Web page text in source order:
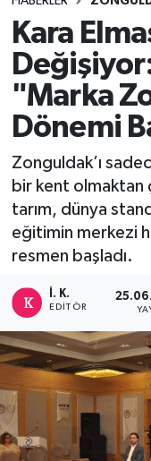
Kara
"Marka
Dönemi
Zonguldak’ı
bir kent olmaktan
tarım, dünya
eğitimin merkezi
resmen başladı.
İ. K.
EDITÖR
DEVREK
DÜZCE
EREĞLİ
GÖKÇEBEY
KARABÜK
KASTAMONU